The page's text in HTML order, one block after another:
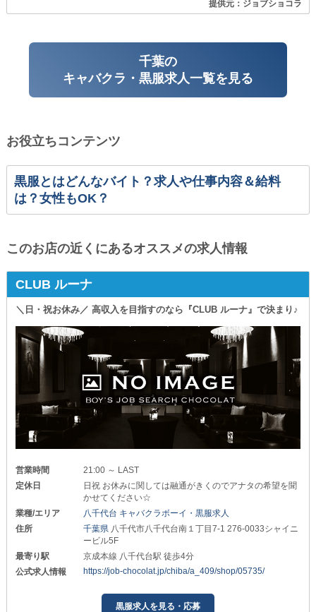
提供元：ジョブショコラ
千葉の
キャバクラ・黒服求人一覧を見る
お役立ちコンテンツ
黒服とはどんなバイト？求人や仕事内容＆給料
は？女性もOK？
このお店の近くにあるオススメの求人情報
CLUB ルーナ
＼日・祝お休み／ 高収入を目指すのなら『CLUB ルーナ』で決まり♪
営業時間
21:00 ～ LAST
定休日
日祝 お休みに関しては融通がきくのでアナタの希望を聞
かせてください☆
業種/エリア
八千代台 キャバクラボーイ・黒服求人
住所
千葉県 八千代市八千代台南１丁目7-1 276-0033シャイニ
ービル5F
最寄り駅
京成本線 八千代台駅 徒歩4分
公式求人情報
https://job-chocolat.jp/chiba/a_409/shop/05735/
黒服求人を見る・応募